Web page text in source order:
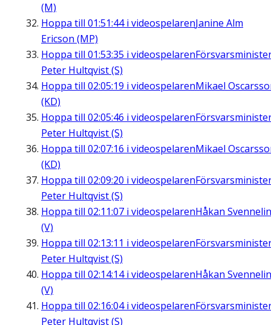
(M)
Hoppa till 01:51:44i videospelarenJanine Alm
Ericson (MP)
Hoppa till 01:53:35 i videospelaren
Peter Hultqvist (S)
Hoppa till 02:05:19 i videospelarenMikael
(KD)
Hoppa till 02:05:46 i videospelaren
Peter Hultqvist (S)
Hoppa till 02:07:16 i videospelarenMikael
(KD)
Hoppa till 02:09:20 i videospelaren
Peter Hultqvist (S)
Hoppa till 02:11:07 i videospelarenHåkan
(V)
Hoppa till 02:13:11 i videospelaren
Peter Hultqvist (S)
Hoppa till 02:14:14i videospelarenHåkan
(V)
Hoppa till 02:16:04i videospelaren
Peter Hultqvist (S)